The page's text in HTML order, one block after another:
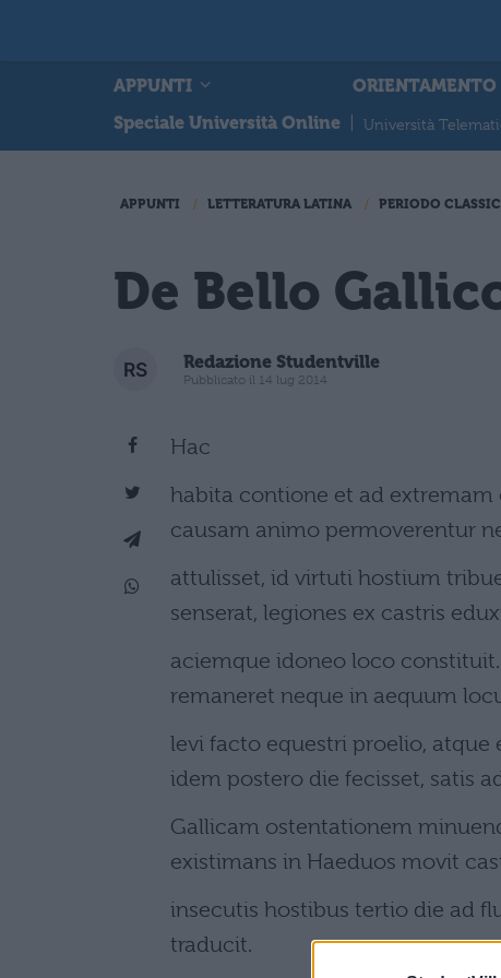
APPUNTI ORIENTAMENTO
Speciale Università Online
Università
APPUNTI LETTERATURA LATINA PERIODO
De Bello
Redazione Studentville
Pubblicato il 14 lug 2014
Hac
habita contione et ad
causam animo permoverentur
attulisset, id virtuti hostium
senserat, legiones ex castris
aciemque idoneo loco
remaneret neque in aequum
levi facto equestri proelio, atque
idem postero die fecisset, satis
Gallicam ostentationem
existimans in Haeduos movit
insecutis hostibus tertio die ad
traducit.